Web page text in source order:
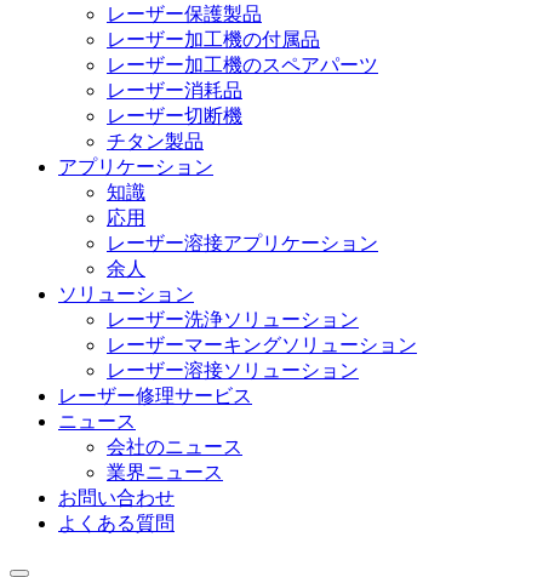
レーザー保護製品
レーザー加工機の付属品
レーザー加工機のスペアパーツ
レーザー消耗品
レーザー切断機
チタン製品
アプリケーション
知識
応用
レーザー溶接アプリケーション
余人
ソリューション
レーザー洗浄ソリューション
レーザーマーキングソリューション
レーザー溶接ソリューション
レーザー修理サービス
ニュース
会社のニュース
業界ニュース
お問い合わせ
よくある質問